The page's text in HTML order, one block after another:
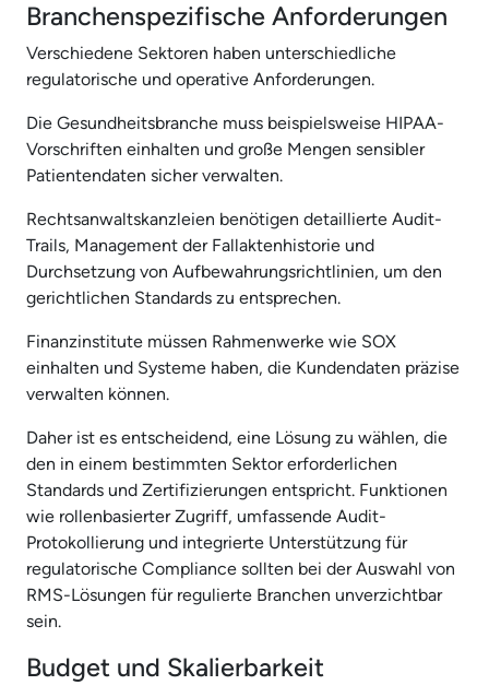
Branchenspezifische Anforderungen
Verschiedene Sektoren haben unterschiedliche
regulatorische und operative Anforderungen.
Die Gesundheitsbranche muss beispielsweise HIPAA-
Vorschriften einhalten und große Mengen sensibler
Patientendaten sicher verwalten.
Rechtsanwaltskanzleien benötigen detaillierte Audit-
Trails, Management der Fallaktenhistorie und
Durchsetzung von Aufbewahrungsrichtlinien, um den
gerichtlichen Standards zu entsprechen.
Finanzinstitute müssen Rahmenwerke wie SOX
einhalten und Systeme haben, die Kundendaten präzise
verwalten können.
Daher ist es entscheidend, eine Lösung zu wählen, die
den in einem bestimmten Sektor erforderlichen
Standards und Zertifizierungen entspricht. Funktionen
wie rollenbasierter Zugriff, umfassende Audit-
Protokollierung und integrierte Unterstützung für
regulatorische Compliance sollten bei der Auswahl von
RMS-Lösungen für regulierte Branchen unverzichtbar
sein.
Budget und Skalierbarkeit